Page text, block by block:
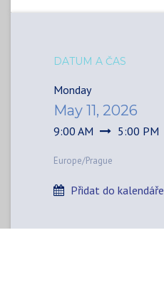
DATUM A ČAS
Monday
May 11, 2026
9:00 AM 5:00 PM
Europe/Prague
Přidat do kalendáře